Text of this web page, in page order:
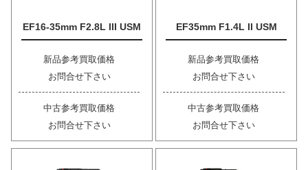
EF16-35mm F2.8L III USM
新品参考買取価格
お問合せ下さい
中古参考買取価格
お問合せ下さい
EF35mm F1.4L II USM
新品参考買取価格
お問合せ下さい
中古参考買取価格
お問合せ下さい